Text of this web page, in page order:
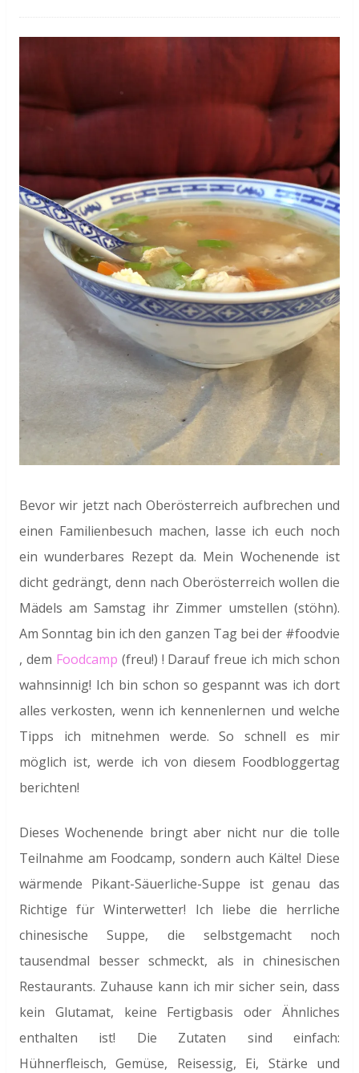
Bevor wir jetzt nach Oberösterreich aufbrechen und
einen Familienbesuch machen, lasse ich euch noch
ein wunderbares Rezept da. Mein Wochenende ist
dicht gedrängt, denn nach Oberösterreich wollen die
Mädels am Samstag ihr Zimmer umstellen (stöhn).
Am Sonntag bin ich den ganzen Tag bei der #foodvie
, dem Foodcamp (freu!) ! Darauf freue ich mich schon
wahnsinnig! Ich bin schon so gespannt was ich dort
alles verkosten, wenn ich kennenlernen und welche
Tipps ich mitnehmen werde. So schnell es mir
möglich ist, werde ich von diesem Foodbloggertag
berichten!
Dieses Wochenende bringt aber nicht nur die tolle
Teilnahme am Foodcamp, sondern auch Kälte! Diese
wärmende Pikant-Säuerliche-Suppe ist genau das
Richtige für Winterwetter! Ich liebe die herrliche
chinesische Suppe, die selbstgemacht noch
tausendmal besser schmeckt, als in chinesischen
Restaurants. Zuhause kann ich mir sicher sein, dass
kein Glutamat, keine Fertigbasis oder Ähnliches
enthalten ist! Die Zutaten sind einfach:
Hühnerfleisch, Gemüse, Reisessig, Ei, Stärke und